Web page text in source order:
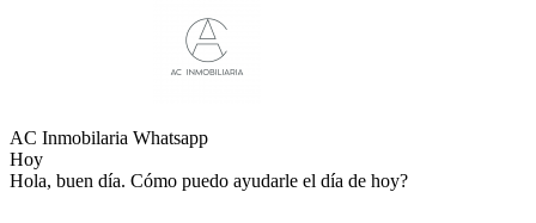
AC Inmobilaria Whatsapp
Hoy
Hola, buen día. Cómo puedo ayudarle el día de hoy?